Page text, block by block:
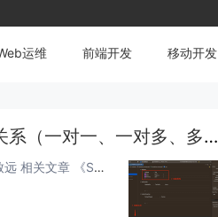
运维 前端开发 移动开发
SwiftUI入门 &#8211; Core Data实体的关联关系（一对一、一对多、多对多）
置顶 菜鸟入门笔记，如有谬误之处还请大佬指出 深耕细作 笃行致远 相关文章 《SwiftUI入门 – Core Data初探与实践》 《SwiftUI入门 – Core Data包装器@FetchRequest的排序、筛选和...